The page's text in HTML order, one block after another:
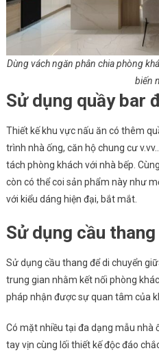
Dùng vách ngăn phân chia phòng
biến
Sử dụng quầy bar
Thiết kế khu vực nấu ăn có thêm
trình nhà ống, căn hộ chung cư
tách phòng khách với nhà bếp.
còn có thể coi sản phẩm này như
với kiểu dáng hiện đại, bắt mắt.
Sử dụng cầu
Sử dụng cầu thang để di chuyển
trung gian nhằm kết nối phòng
pháp nhận được sự quan tâm của
Có mặt nhiều tại đa dạng mẫu nhà
tay vịn cùng lối thiết kế độc đáo